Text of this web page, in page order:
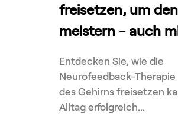
freisetzen, um
meistern - auch
Entdecken Sie, wie die
Neurofeedback-Therapie
des Gehirns freisetzen
Alltag erfolgreich...